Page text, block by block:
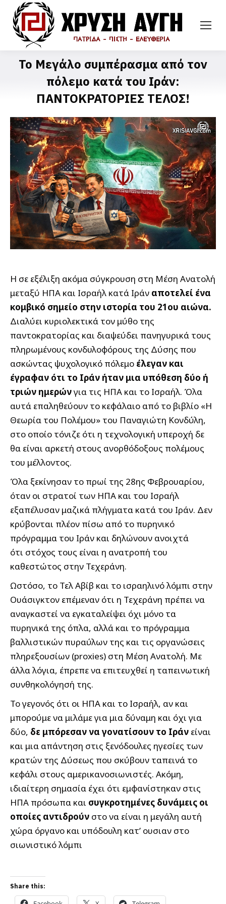
Το Μεγάλο συμπέρασμα από τον
πόλεμο κατά του Ιράν:
ΠΑΝΤΟΚΡΑΤΟΡΙΕΣ ΤΕΛΟΣ!
Η σε εξέλιξη ακόμα σύγκρουση στη Μέση Ανατολή
μεταξύ ΗΠΑ και Ισραήλ κατά Ιράν αποτελεί ένα
κομβικό σημείο στην ιστορία του 21ου αιώνα.
Διαλύει κυριολεκτικά τον μύθο της
παντοκρατορίας και διαψεύδει πανηγυρικά τους
πληρωμένους κονδυλοφόρους της Δύσης που
ασκώντας ψυχολογικό πόλεμο έλεγαν και
έγραφαν ότι το Ιράν ήταν μια υπόθεση δύο ή
τριών ημερώνγια τις ΗΠΑ και το Ισραήλ. Όλα
αυτά επαληθεύουν το κεφάλαιο από το βιβλίο «Η
Θεωρία του Πολέμου» του Παναγιώτη Κονδύλη,
στο οποίο τόνιζε ότι η τεχνολογική υπεροχή δε
θα είναι αρκετή στους ανορθόδοξους πολέμους
του μέλλοντος.
Όλα ξεκίνησαν το πρωί της 28ης Φεβρουαρίου,
όταν οι στρατοί των ΗΠΑ και του Ισραήλ
εξαπέλυσαν μαζικά πλήγματα κατά του Ιράν. Δεν
κρύβονται πλέον πίσω από το πυρηνικό
πρόγραμμα του Ιράν και δηλώνουν ανοιχτά
ότι στόχος τους είναι η ανατροπή του
καθεστώτος στην Τεχεράνη.
Ωστόσο, το Τελ Αβίβ και το ισραηλινό λόμπι στην
Ουάσιγκτον επέμεναν ότι η Τεχεράνη πρέπει να
αναγκαστεί να εγκαταλείψει όχι μόνο τα
πυρηνικά της όπλα, αλλά και το πρόγραμμα
βαλλιστικών πυραύλων της και τις οργανώσεις
πληρεξουσίων (proxies) στη Μέση Ανατολή. Με
άλλα λόγια, έπρεπε να επιτευχθεί η ταπεινωτική
συνθηκολόγησή της.
Το γεγονός ότι οι ΗΠΑ και το Ισραήλ, αν και
μπορούμε να μιλάμε για μια δύναμη και όχι για
δύο, δε μπόρεσαν να γονατίσουν το Ιράν είναι
και μια απάντηση στις ξενόδουλες ηγεσίες των
κρατών της Δύσεως που σκύβουν ταπεινά το
κεφάλι στους αμερικανοσιωνιστές. Ακόμη,
ιδιαίτερη σημασία έχει ότι εμφανίστηκαν στις
ΗΠΑ πρόσωπα και συγκροτημένες δυνάμεις οι
οποίες αντιδρούν στο να είναι η μεγάλη αυτή
χώρα όργανο και υπόδουλη κατ’ ουσιαν στο
σιωνιστικό λόμπι
Share this: